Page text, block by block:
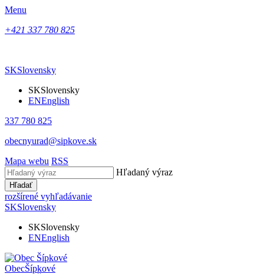
Menu
+421 337 780 825
SKSlovensky
SKSlovensky
ENEnglish
337 780 825
obecnyurad@sipkove.sk
Mapa webu RSS
Hľadaný výraz
Hľadať
rozšírené vyhľadávanie
SKSlovensky
SKSlovensky
ENEnglish
ObecŠípkové